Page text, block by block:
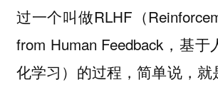
过一个叫做RLHF（
from Human Feedback，基
化学习）的过程，简单说，